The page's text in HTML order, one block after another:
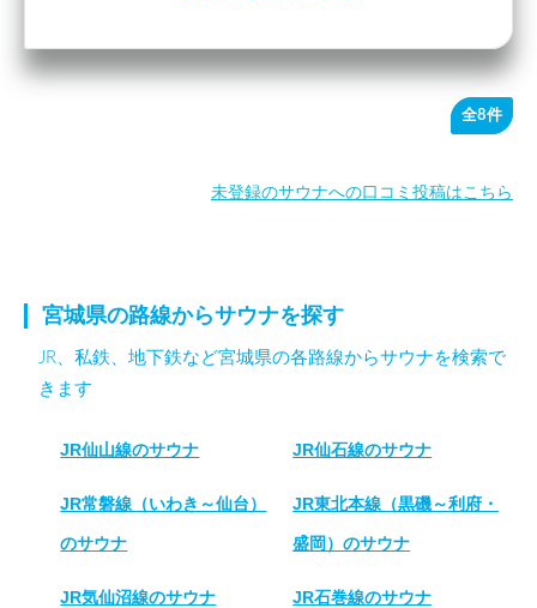
全8件
未登録のサウナへの口コミ投稿はこちら
宮城県の路線からサウナを探す
JR、私鉄、地下鉄など宮城県の各路線からサウナを検索で
きます
JR仙山線のサウナ JR仙石線のサウナ
JR常磐線（いわき～仙台）
のサウナ
JR東北本線（黒磯～利府・
盛岡）のサウナ
JR気仙沼線のサウナ JR石巻線のサウナ